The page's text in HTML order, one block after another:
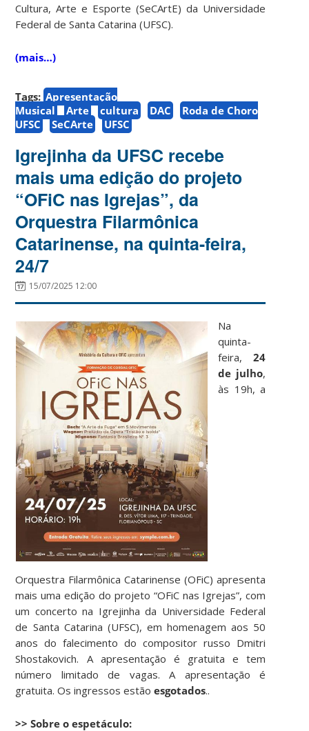
Cultura, Arte e Esporte (SeCArtE) da Universidade
Federal de Santa Catarina (UFSC).
(mais…)
Tags: Apresentação
Musical
Arte cultura DAC
Roda de Choro
UFSC
SeCArte UFSC
Igrejinha da UFSC recebe
mais uma edição do projeto
“OFiC nas Igrejas”, da
Orquestra Filarmônica
Catarinense, na quinta-feira,
24/7
15/07/2025 12:00
Na
quinta-
feira,24
de julho,
às 19h, a
Orquestra Filarmônica Catarinense (OFiC) apresenta
mais uma edição do projeto “OFiC nas Igrejas”, com
um concerto na Igrejinha da Universidade Federal
de Santa Catarina (UFSC), em homenagem aos 50
anos do falecimento do compositor russo Dmitri
Shostakovich. A apresentação é gratuita e tem
número limitado de vagas. A apresentação é
gratuita. Os ingressos estãoesgotados..
>> Sobre o espetáculo: